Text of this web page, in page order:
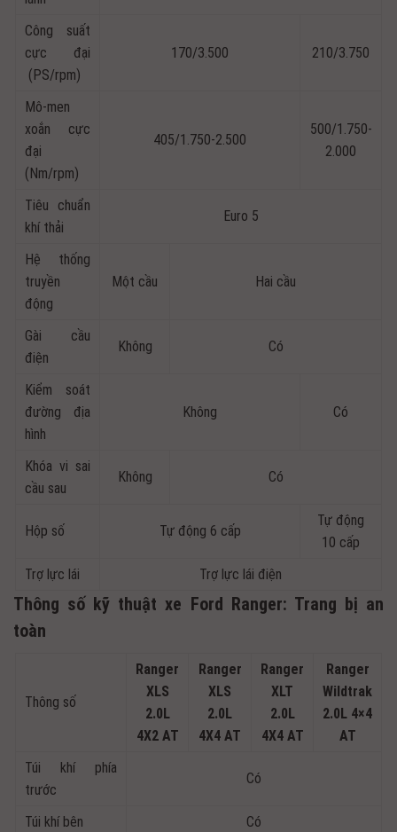
Công suất
cực đại
(PS/rpm)
170/3.500 210/3.750
Mô-men
xoắn cực
đại
(Nm/rpm)
405/1.750-2.500
500/1.750-
2.000
Tiêu chuẩn
khí thải
Euro 5
Hệ thống
truyền
động
Một cầu Hai cầu
Gài cầu
điện
Không Có
Kiểm soát
đường địa
hình
Không Có
Khóa vi sai
cầu sau
Không Có
Hộp số Tự động 6 cấp
Tự động
10 cấp
Trợ lực lái
Trợ lực lái điện
Thông số kỹ thuật xe Ford Ranger: Trang bị an
toàn
Thông số
Ranger
XLS
2.0L
4X2 AT
Ranger
XLS
2.0L
4X4 AT
Ranger
XLT
2.0L
4X4 AT
Ranger
Wildtrak
2.0L 4×4
AT
Túi khí phía
trước
Có
Túi khí bên
Có